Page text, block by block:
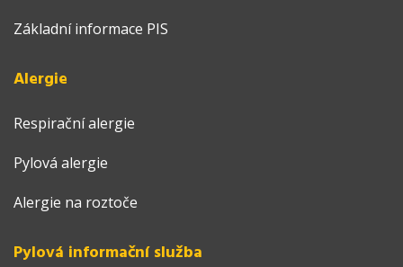
Základní informace PIS
Alergie
Respirační alergie
Pylová alergie
Alergie na roztoče
Pylová informační služba